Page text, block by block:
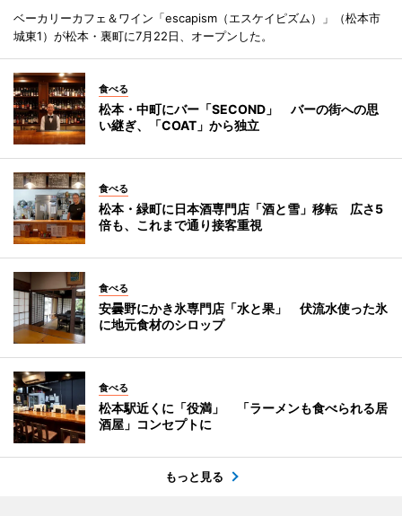
ベーカリーカフェ＆ワイン「escapism（エスケイピズム）」（松本市
城東1）が松本・裏町に7月22日、オープンした。
食べる
松本・中町にバー「SECOND」 バーの街への思
い継ぎ、「COAT」から独立
食べる
松本・緑町に日本酒専門店「酒と雪」移転 広さ5
倍も、これまで通り接客重視
食べる
安曇野にかき氷専門店「水と果」 伏流水使った氷
に地元食材のシロップ
食べる
松本駅近くに「役満」 「ラーメンも食べられる居
酒屋」コンセプトに
もっと見る